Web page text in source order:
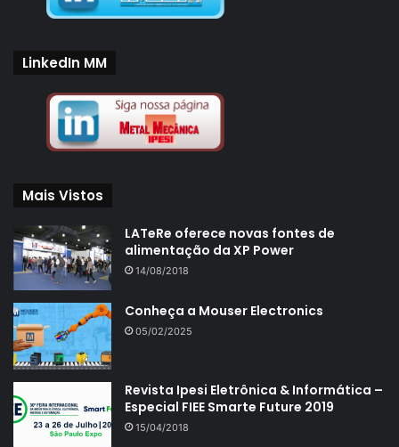
LinkedIn MM
Mais Vistos
LATeRe oferece novas fontes de
alimentação da XP Power
14/08/2018
Conheça a Mouser Electronics
05/02/2025
Revista Ipesi Eletrônica & Informática –
Especial FIEE Smarte Future 2019
15/04/2018